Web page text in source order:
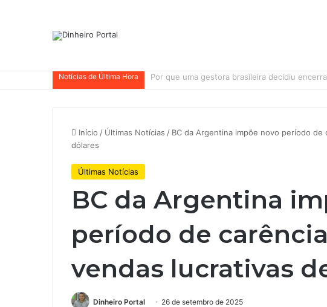
Notícias de Última Hora Whirlpool abandonou suas ambições globais.
Início / Últimas Notícias / BC da Argentina impõe novo período
dólares
Últimas Notícias
BC da Argentina
período de
vendas lucrativas
Dinheiro Portal 26 de setembro de 2025